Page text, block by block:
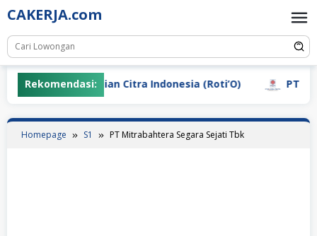
Skip
to
content
CAKERJA.com
Rekomendasi:
PT Sebastian Citra Indonesia (Roti’O) PT Indo
Homepage S1 PT Mitrabahtera Segara Sejati Tbk